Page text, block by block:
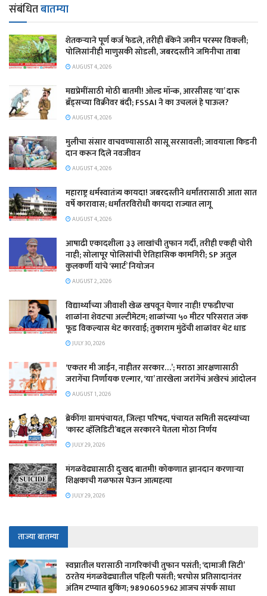
संबंधितबातम्या
शेतकऱ्याने पूर्ण कर्ज फेडले, तरीही बँकेने जमीन परस्पर विकली;
पोलिसांनीही माणुसकी सोडली, जबरदस्तीने जमिनीचा ताबा
AUGUST 4, 2026
मद्यप्रेमींसाठी मोठी बातमी! ओल्ड मॉन्क, आरसीसह ‘या’ दारू
ब्रँड्सच्या विक्रीवर बंदी; FSSAI ने का उचललं हे पाऊल?
AUGUST 4, 2026
मुलीचा संसार वाचवण्यासाठी सासू सरसावली; जावयाला किडनी
दान करून दिले नवजीवन
AUGUST 4, 2026
महाराष्ट्र धर्मस्वातंत्र्य कायदा! जबरदस्तीने धर्मांतरासाठी आता सात
वर्षे कारावास; धर्मांतरविरोधी कायदा राज्यात लागू
AUGUST 4, 2026
आषाढी एकादशीला ३३ लाखांची तुफान गर्दी, तरीही एकही चोरी
नाही; सोलापूर पोलिसांची ऐतिहासिक कामगिरी; SP अतुल
कुलकर्णी यांचे ‘स्मार्ट’ नियोजन
AUGUST 2, 2026
विद्यार्थ्यांच्या जीवाशी खेळ खपवून घेणार नाही! एफडीएचा
शाळांना शेवटचा अल्टीमेटम; शाळांच्या ५० मीटर परिसरात जंक
फूड विकल्यास थेट कारवाई; तुकाराम मुंढेंची शाळांवर थेट धाड
JULY 30, 2026
‘एकतर मी जाईन, नाहीतर सरकार…’; मराठा आरक्षणासाठी
जरागेंचा निर्णायक एल्गार, ‘या’ तारखेला जरांगेंचं अखेरचं आंदोलन
AUGUST 1, 2026
ब्रेकींग! ग्रामपंचायत, जिल्हा परिषद, पंचायत समिती सदस्यांच्या
‘कास्ट व्हॅलिडिटी’बद्दल सरकारने घेतला मोठा निर्णय
JULY 29, 2026
मंगळवेढ्यासाठी दुःखद बातमी! कोकणात ज्ञानदान करणाऱ्या
शिक्षकाची गळफास घेऊन आत्महत्या
JULY 29, 2026
ताज्या बातम्या
स्वप्नातील घरासाठी नागरिकांची तुफान पसंती; ‘दामाजी सिटी’
ठरतेय मंगळवेढ्यातील पहिली पसंती; भरघोस प्रतिसादानंतर
अंतिम टप्प्यात बुकिंग; 9890605962 आजच संपर्क साधा